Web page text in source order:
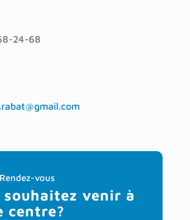
24-68
vous
souhaitez venir à
centre?